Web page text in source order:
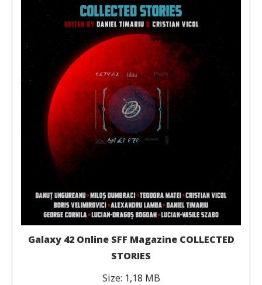
Galaxy 42 Online SFF Magazine COLLECTED
STORIES
Size: 1,18 MB